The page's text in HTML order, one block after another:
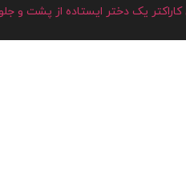
یک دختر ایستاده از پشت و